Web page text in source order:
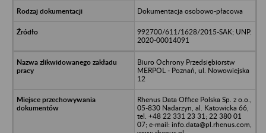
Dokumentacja osobowo-płacowa
992700/611/1628/2015-SAK; UNP.
2020-00014091
Biuro Ochrony Przedsiębiorstw
MERPOL - Poznań, ul. Nowowiejska
12
Rhenus Data Office Polska Sp. z o.o.,
05-830 Nadarzyn, al. Katowicka 66,
tel. +48 22 331 23 31; 22 380 01
07; e-mail: info.data@pl.rhenus.com,